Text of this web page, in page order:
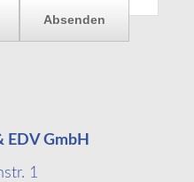
EDV GmbH
1